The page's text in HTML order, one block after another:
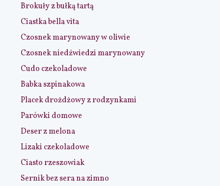
Brokuły z bułką tartą
Ciastka bella vita
Czosnek marynowany w oliwie
Czosnek niedźwiedzi marynowany
Cudo czekoladowe
Babka szpinakowa
Placek drożdżowy z rodzynkami
Parówki domowe
Deser z melona
Lizaki czekoladowe
Ciasto rzeszowiak
Sernik bez sera na zimno